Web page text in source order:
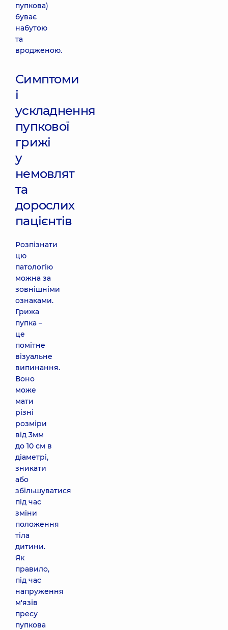
пупкова)
буває
набутою
та
вродженою.
Симптоми
і
ускладнення
пупкової
грижі
у
немовлят
та
дорослих
пацієнтів
Розпізнати
цю
патологію
можна за
зовнішніми
ознаками.
Грижа
пупка –
це
помітне
візуальне
випинання.
Воно
може
мати
різні
розміри
від 3мм
до 10 см в
діаметрі,
зникати
або
збільшуватися
під час
зміни
положення
тіла
дитини.
Як
правило,
під час
напруження
м'язів
пресу
пупкова